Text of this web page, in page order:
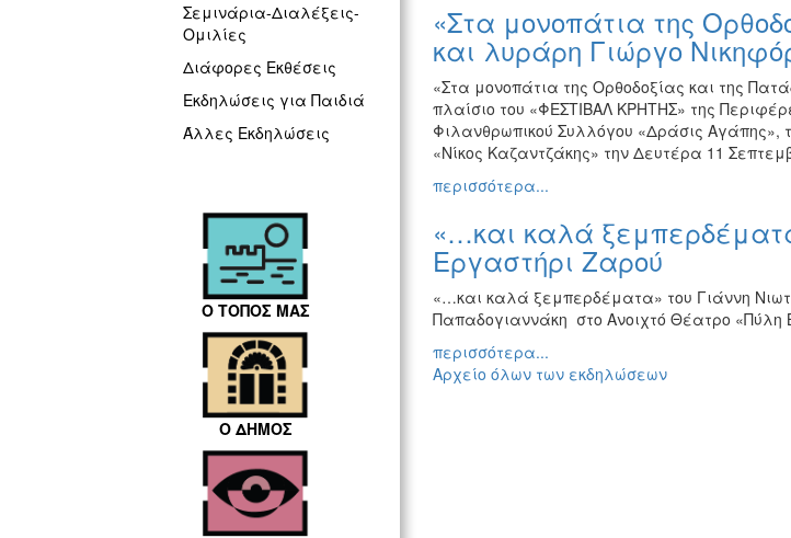
Σεμινάρια-Διαλέξεις-
Ομιλίες
Διάφορες Εκθέσεις
Εκδηλώσεις για Παιδιά
Άλλες Εκδηλώσεις
Ο ΤΟΠΟΣ ΜΑΣ
Ο ΔΗΜΟΣ
«Στα μονοπάτια της
και λυράρη Γιώργο
«Στα μονοπάτια της Ορθοδοξίας και της
πλαίσιο του «ΦΕΣΤΙΒΑΛ ΚΡΗΤΗΣ» της
Φιλανθρωπικού Συλλόγου «Δράσις Αγάπης»,
«Νίκος Καζαντζάκης» την Δευτέρα 11
περισσότερα...
«…και καλά
Εργαστήρι Ζαρού
«…και καλά ξεμπερδέματα» του Γιάννη
Παπαδογιαννάκη στο Ανοιχτό Θέατρο «Πύλη
περισσότερα...
Αρχείο όλων των εκδηλώσεων